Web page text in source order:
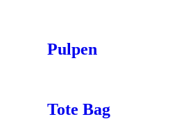
Pulpen
Tote Bag